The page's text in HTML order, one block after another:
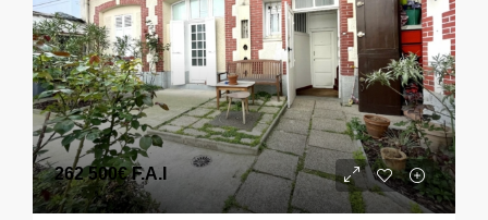
262 500€F.A.I